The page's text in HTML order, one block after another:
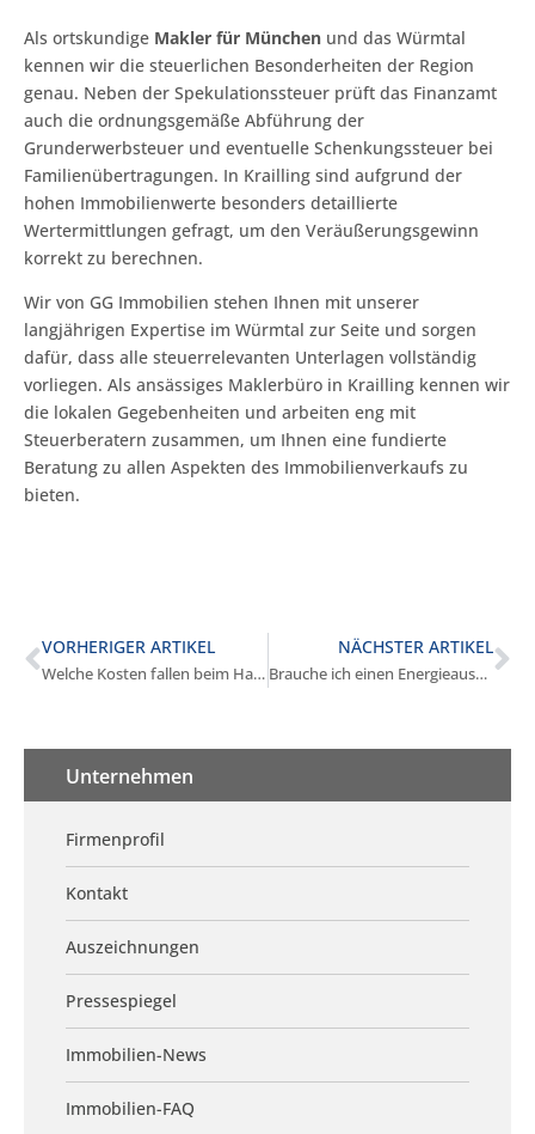
Als ortskundige Makler für München und das Würmtal
kennen wir die steuerlichen Besonderheiten der Region
genau. Neben der Spekulationssteuer prüft das Finanzamt
auch die ordnungsgemäße Abführung der
Grunderwerbsteuer und eventuelle Schenkungssteuer bei
Familienübertragungen. In Krailling sind aufgrund der
hohen Immobilienwerte besonders detaillierte
Wertermittlungen gefragt, um den Veräußerungsgewinn
korrekt zu berechnen.
Wir von GG Immobilien stehen Ihnen mit unserer
langjährigen Expertise im Würmtal zur Seite und sorgen
dafür, dass alle steuerrelevanten Unterlagen vollständig
vorliegen. Als ansässiges Maklerbüro in Krailling kennen wir
die lokalen Gegebenheiten und arbeiten eng mit
Steuerberatern zusammen, um Ihnen eine fundierte
Beratung zu allen Aspekten des Immobilienverkaufs zu
bieten.
VORHERIGER ARTIKEL
Welche Kosten fallen beim Hausverkauf in Krailling an?
NÄCHSTER ARTIKEL
Brauche ich einen Energieausweis für den Verkauf in Krailling?
Unternehmen
Firmenprofil
Kontakt
Auszeichnungen
Pressespiegel
Immobilien-News
Immobilien-FAQ